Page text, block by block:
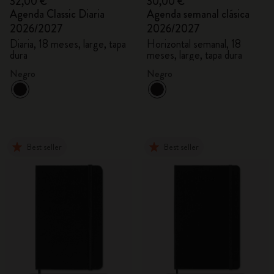
Agenda Classic Diaria
2026/2027
Diaria, 18 meses, large, tapa
dura
Agenda semanal clásica
2026/2027
Horizontal semanal, 18
meses, large, tapa dura